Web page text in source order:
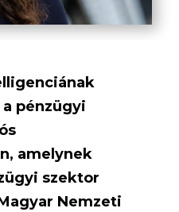
pénzügyi
amelynek
szektor
Nemzeti